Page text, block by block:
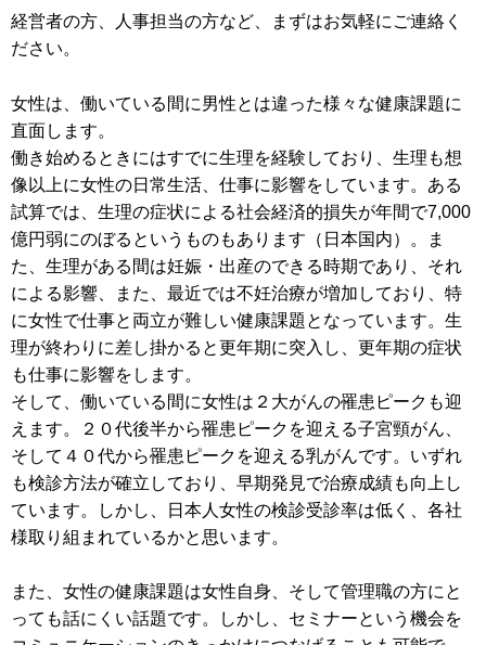
経営者の方、人事担当の方など、まずはお気軽にご連絡く
ださい。
女性は、働いている間に男性とは違った様々な健康課題に
直面します。
働き始めるときにはすでに生理を経験しており、生理も想
像以上に女性の日常生活、仕事に影響をしています。ある
試算では、生理の症状による社会経済的損失が年間で7,000
億円弱にのぼるというものもあります（日本国内）。ま
た、生理がある間は妊娠・出産のできる時期であり、それ
による影響、また、最近では不妊治療が増加しており、特
に女性で仕事と両立が難しい健康課題となっています。生
理が終わりに差し掛かると更年期に突入し、更年期の症状
も仕事に影響をします。
そして、働いている間に女性は２大がんの罹患ピークも迎
えます。２０代後半から罹患ピークを迎える子宮頸がん、
そして４０代から罹患ピークを迎える乳がんです。いずれ
も検診方法が確立しており、早期発見で治療成績も向上し
ています。しかし、日本人女性の検診受診率は低く、各社
様取り組まれているかと思います。
また、女性の健康課題は女性自身、そして管理職の方にと
っても話にくい話題です。しかし、セミナーという機会を